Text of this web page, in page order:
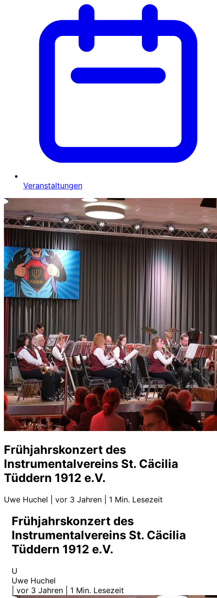
Veranstaltungen
Frühjahrskonzert des
Instrumentalvereins St. Cäcilia
Tüddern 1912 e.V.
Uwe Huchel vor 3 Jahren 1 Min. Lesezeit
Frühjahrskonzert des
Instrumentalvereins St. Cäcilia
Tüddern 1912 e.V.
U
Uwe Huchel
vor 3 Jahren 1 Min. Lesezeit